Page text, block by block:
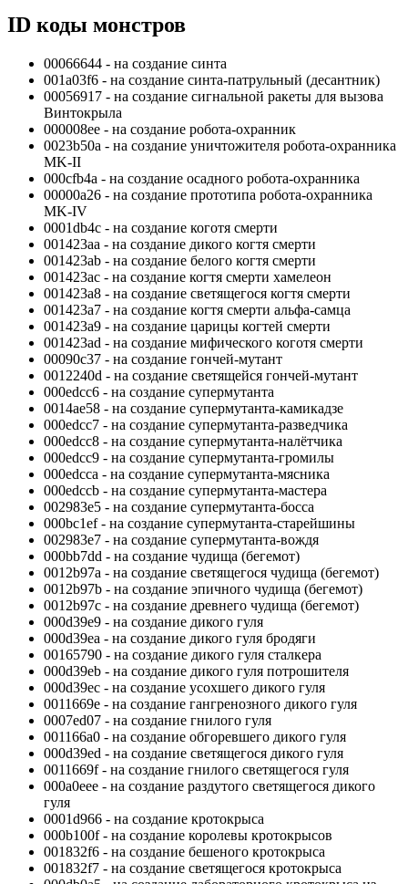
ID коды монстров
00066644 - на создание синта
001a03f6 - на создание синта-патрульный (десантник)
00056917 - на создание сигнальной ракеты для вызова
Винтокрыла
000008ee - на создание робота-охранник
0023b50a - на создание уничтожителя робота-охранника
MK-II
000cfb4a - на создание осадного робота-охранника
00000a26 - на создание прототипа робота-охранника
MK-IV
0001db4c - на создание коготя смерти
001423aa - на создание дикого когтя смерти
001423ab - на создание белого когтя смерти
001423ac - на создание когтя смерти хамелеон
001423a8 - на создание светящегося когтя смерти
001423a7 - на создание когтя смерти альфа-самца
001423a9 - на создание царицы когтей смерти
001423ad - на создание мифического коготя смерти
00090c37 - на создание гончей-мутант
0012240d - на создание светящейся гончей-мутант
000edcc6 - на создание супермутанта
0014ae58 - на создание супермутанта-камикадзе
000edcc7 - на создание супермутанта-разведчика
000edcc8 - на создание супермутанта-налётчика
000edcc9 - на создание супермутанта-громилы
000edcca - на создание супермутанта-мясника
000edccb - на создание супермутанта-мастера
002983e5 - на создание супермутанта-босса
000bc1ef - на создание супермутанта-старейшины
002983e7 - на создание супермутанта-вождя
000bb7dd - на создание чудища (бегемот)
0012b97a - на создание светящегося чудища (бегемот)
0012b97b - на создание эпичного чудища (бегемот)
0012b97c - на создание древнего чудища (бегемот)
000d39e9 - на создание дикого гуля
000d39ea - на создание дикого гуля бродяги
00165790 - на создание дикого гуля сталкера
000d39eb - на создание дикого гуля потрошителя
000d39ec - на создание усохшего дикого гуля
0011669e - на создание гангренозного дикого гуля
0007ed07 - на создание гнилого гуля
001166a0 - на создание обгоревшего дикого гуля
000d39ed - на создание светящегося дикого гуля
0011669f - на создание гнилого светящегося гуля
000a0eee - на создание раздутого светящегося дикого
гуля
0001d966 - на создание кротокрыса
000b100f - на создание королевы кротокрысов
001832f6 - на создание бешеного кротокрыса
001832f7 - на создание светящегося кротокрыса